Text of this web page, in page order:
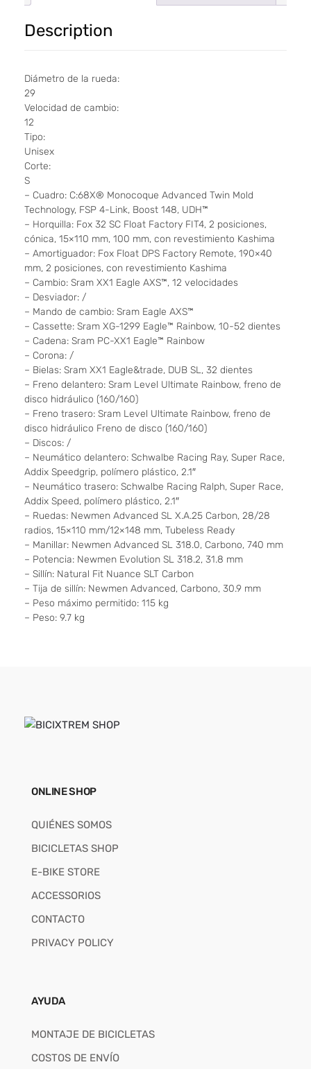
Description
Diámetro de la rueda:
29
Velocidad de cambio:
12
Tipo:
Unisex
Corte:
S
– Cuadro: C:68X® Monocoque Advanced Twin Mold
Technology, FSP 4-Link, Boost 148, UDH™
– Horquilla: Fox 32 SC Float Factory FIT4, 2 posiciones,
cónica, 15×110 mm, 100 mm, con revestimiento Kashima
– Amortiguador: Fox Float DPS Factory Remote, 190×40
mm, 2 posiciones, con revestimiento Kashima
– Cambio: Sram XX1 Eagle AXS™, 12 velocidades
– Desviador: /
– Mando de cambio: Sram Eagle AXS™
– Cassette: Sram XG-1299 Eagle™ Rainbow, 10-52 dientes
– Cadena: Sram PC-XX1 Eagle™ Rainbow
– Corona: /
– Bielas: Sram XX1 Eagle&trade, DUB SL, 32 dientes
– Freno delantero: Sram Level Ultimate Rainbow, freno de
disco hidráulico (160/160)
– Freno trasero: Sram Level Ultimate Rainbow, freno de
disco hidráulico Freno de disco (160/160)
– Discos: /
– Neumático delantero: Schwalbe Racing Ray, Super Race,
Addix Speedgrip, polímero plástico, 2.1″
– Neumático trasero: Schwalbe Racing Ralph, Super Race,
Addix Speed, polímero plástico, 2.1″
– Ruedas: Newmen Advanced SL X.A.25 Carbon, 28/28
radios, 15×110 mm/12×148 mm, Tubeless Ready
– Manillar: Newmen Advanced SL 318.0, Carbono, 740 mm
– Potencia: Newmen Evolution SL 318.2, 31.8 mm
– Sillín: Natural Fit Nuance SLT Carbon
– Tija de sillín: Newmen Advanced, Carbono, 30.9 mm
– Peso máximo permitido: 115 kg
– Peso: 9.7 kg
ONLINE SHOP
QUIÉNES SOMOS
BICICLETAS SHOP
E-BIKE STORE
ACCESSORIOS
CONTACTO
PRIVACY POLICY
AYUDA
MONTAJE DE BICICLETAS
COSTOS DE ENVÍO